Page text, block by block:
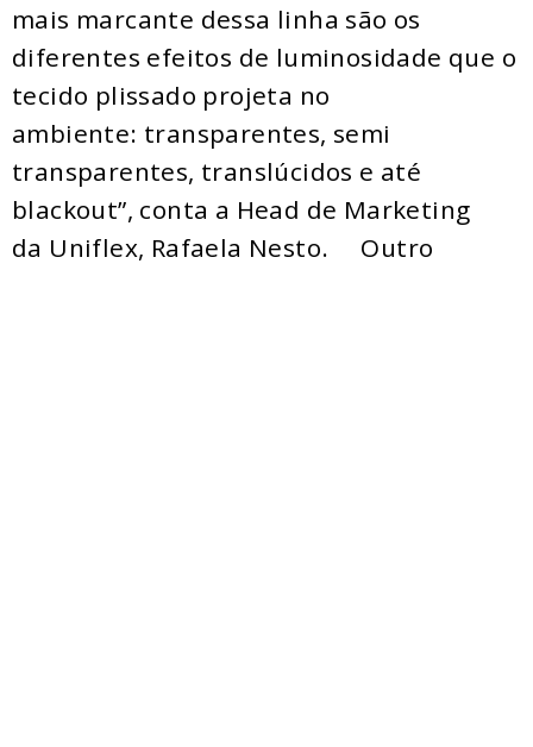
mais marcante dessa linha são os
diferentes efeitos de luminosidade que o
tecido plissado projeta no
ambiente: transparentes, semi
transparentes, translúcidos e até
blackout”, conta a Head de Marketing
da Uniflex, Rafaela Nesto. Outro